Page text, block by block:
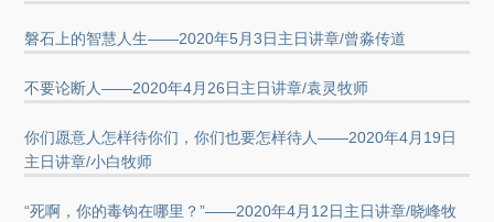
磐石上的智慧人生——2020年5月3日主日讲章/曾淼传道
不要论断人——2020年4月26日主日讲章/袁灵牧师
你们愿意人怎样待你们，你们也要怎样待人——2020年4月19日
主日讲章/小白牧师
“死啊，你的毒钩在哪里？”——2020年4月12日主日讲章/晓峰牧